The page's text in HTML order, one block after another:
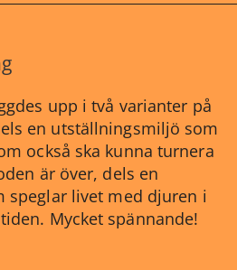
upp i två varianter på
en utställningsmiljö som
också ska kunna turnera
är över, dels en
speglar livet med djuren i
Mycket spännande!